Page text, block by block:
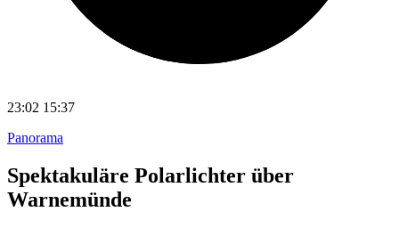
23:02 15:37
Panorama
Spektakuläre Polarlichter über
Warnemünde